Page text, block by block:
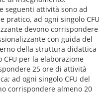
seguenti attività sono ad
pratico, ad ogni singolo CFU
devono corrispondere
con guida del
della struttura didattica
per la elaborazione
25 ore di attività
ad ogni singolo CFU del
corrispondere almeno 20